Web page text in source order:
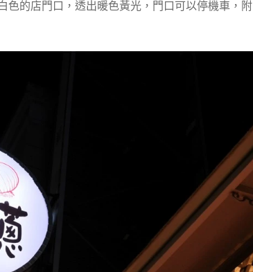
的店門口，透出暖色黃光，門口可以停機車，附